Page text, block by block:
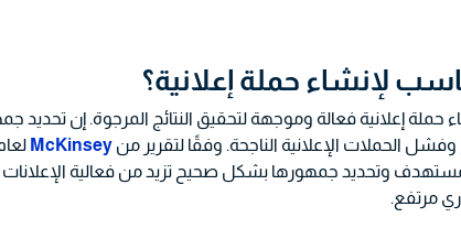
لإنشاء حملة إعلانية؟
إعلانية فعالة وموجهة لتحقيق النتائج المرجوة. إن تحديد
الحملات الإعلانية الناجحة. وفقًا لتقرير منMcKinsey
المستهدف وتحديد جمهورها بشكل صحيح تزيد من فعالية الإعلانات